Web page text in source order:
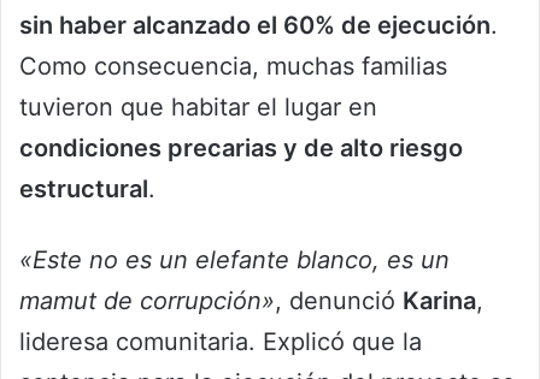
sin haber alcanzado el 60% de ejecución.
Como consecuencia, muchas familias
tuvieron que habitar el lugar en
condiciones precarias y de alto riesgo
estructural.
«Este no es un elefante blanco, es un
mamut de corrupción», denunció Karina,
lideresa comunitaria. Explicó que la